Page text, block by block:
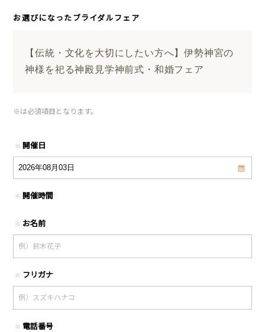
お選びになったブライダルフェア
【伝統・文化を大切にしたい方へ】伊勢神宮の
神様を祀る神殿見学神前式・和婚フェア
※は必須項目となります。
※ 開催日
※ 開催時間
※ お名前
※ フリガナ
※ 電話番号